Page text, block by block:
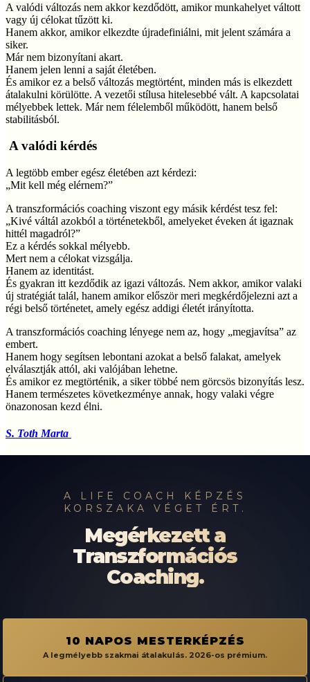
A valódi változás nem akkor kezdődött, amikor munkahelyet váltott
vagy új célokat tűzött ki.
Hanem akkor, amikor elkezdte újradefiniálni, mit jelent számára a
siker.
Már nem bizonyítani akart.
Hanem jelen lenni a saját életében.
És amikor ez a belső változás megtörtént, minden más is elkezdett
átalakulni körülötte. A vezetői stílusa hitelesebbé vált. A kapcsolatai
mélyebbek lettek. Már nem félelemből működött, hanem belső
stabilitásból.
A valódi kérdés
A legtöbb ember egész életében azt kérdezi:
„Mit kell még elérnem?”
A transzformációs coaching viszont egy másik kérdést tesz fel:
„Kivé váltál azokból a történetekből, amelyeket éveken át igaznak
hittél magadról?”
Ez a kérdés sokkal mélyebb.
Mert nem a célokat vizsgálja.
Hanem az identitást.
És gyakran itt kezdődik az igazi változás. Nem akkor, amikor valaki
új stratégiát talál, hanem amikor először meri megkérdőjelezni azt a
régi belső történetet, amely egész addigi életét irányította.
A transzformációs coaching lényege nem az, hogy „megjavítsa” az
embert.
Hanem hogy segítsen lebontani azokat a belső falakat, amelyek
elválasztják attól, aki valójában lehetne.
És amikor ez megtörténik, a siker többé nem görcsös bizonyítás lesz.
Hanem természetes következménye annak, hogy valaki végre
önazonosan kezd élni.
S. Toth Marta
A LIFE COACH KÉPZÉS
KORSZAKA VÉGET ÉRT.
Megérkezett a
Transzformációs
Coaching.
10 NAPOS MESTERKÉPZÉS
A legmélyebb szakmai átalakulás. 2026-os prémium.